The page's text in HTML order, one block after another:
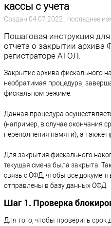
кассы с учета
Создан 04.07.2022 , последнее
Пошаговая инструкция
отчета о закрытии
регистраторе АТОЛ.
Закрытие архива фискального
необратимая процедура,
фискальном режиме.
Данная процедура
(например, в случае окончания
переполнения памяти), а также
Для закрытия фискального
текущая смена была закрыта.
связь с ОФД, чтобы все
отправлены в базу данных ОФД.
Шаг 1. Проверка
Для того, чтобы проверить срок